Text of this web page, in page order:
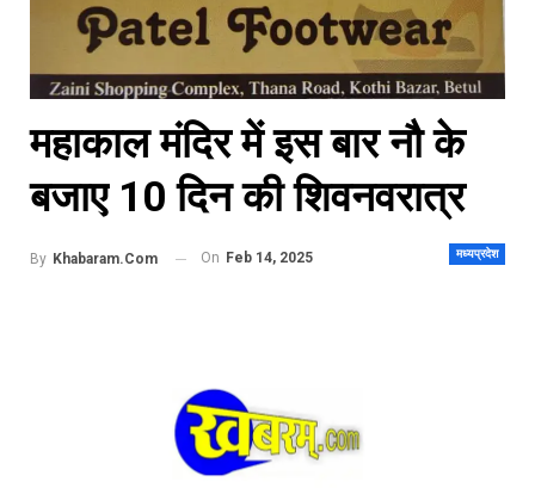
महाकाल मंदिर में इस बार नौ के
बजाए 10 दिन की शिवनवरात्र
मध्यप्रदेश
By Khabaram.Com On Feb 14, 2025